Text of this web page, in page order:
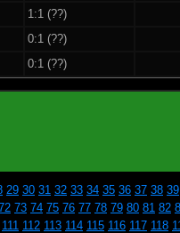
1:1 (??)
0:1 (??)
0:1 (??)
29 30 31 32 33 34 35 36 37 38 39
73 74 75 76 77 78 79 80 81 82
111 112 113 114 115 116 117 118